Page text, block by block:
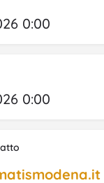
0:00
0:00